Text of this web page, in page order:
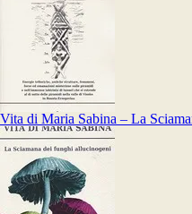
Vita di Maria Sabina – La